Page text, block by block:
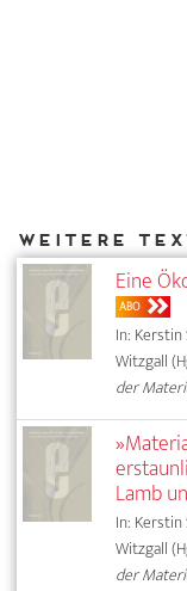
Eine
ABO
In: Kerstin
Witzgall
der
Lamb
In: Kerstin
Witzgall
der